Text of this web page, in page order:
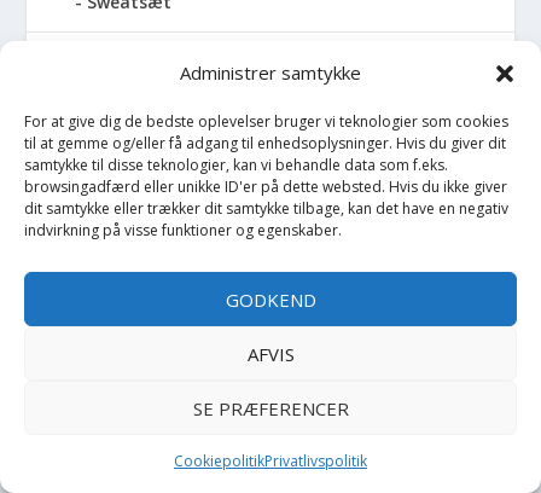
Administrer samtykke
For at give dig de bedste oplevelser bruger vi teknologier som cookies
til at gemme og/eller få adgang til enhedsoplysninger. Hvis du giver dit
samtykke til disse teknologier, kan vi behandle data som f.eks.
browsingadfærd eller unikke ID'er på dette websted. Hvis du ikke giver
dit samtykke eller trækker dit samtykke tilbage, kan det have en negativ
indvirkning på visse funktioner og egenskaber.
GODKEND
AFVIS
SE PRÆFERENCER
CookiepolitikPrivatlivspolitik
T-Shirt
Tæppe
Tallerken
Tatoveringer